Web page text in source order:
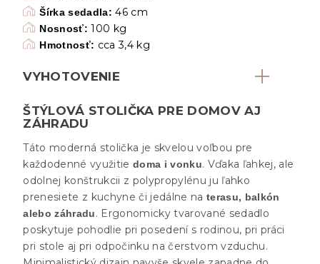
Šírka sedadla: 46 cm
Nosnosť:100 kg
Hmotnosť: cca 3,4 kg
VYHOTOVENIE
ŠTÝLOVÁ STOLIČKA PRE DOMOV AJ
ZÁHRADU
Táto moderná stolička je skvelou voľbou pre
každodenné využitie doma i vonku. Vďaka ľahkej, ale
odolnej konštrukcii z polypropylénu ju ľahko
prenesiete z kuchyne či jedálne na terasu, balkón
alebo záhradu. Ergonomicky tvarované sedadlo
poskytuje pohodlie pri posedení s rodinou, pri práci
pri stole aj pri odpočinku na čerstvom vzduchu.